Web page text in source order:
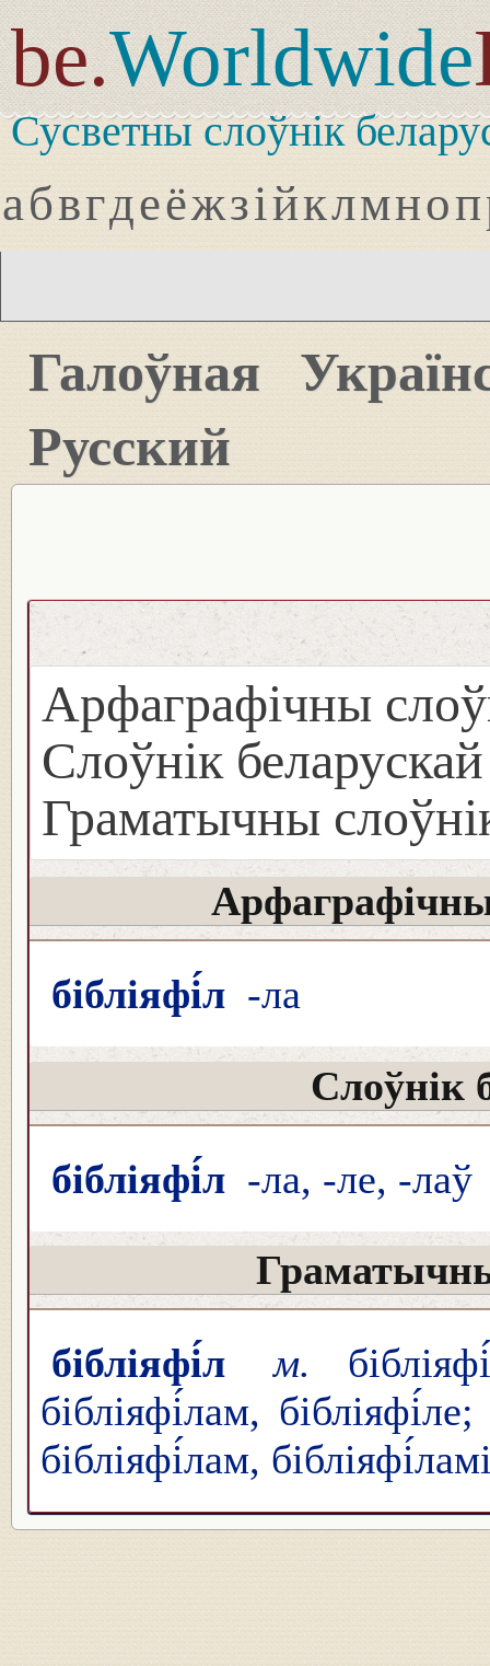
be.Worldwide
Сусветны слоўнік
абвгдеёжзійклмноп
Галоўная
Русский
Арфаграфічны
Слоўнік
Граматычны
бібліяфі́л -ла
Слоўнік
бібліяфі́л -ла, -ле, -лаў
бібліяфі́л м.
бібліяфі́лам,
бібліяфі́лам,